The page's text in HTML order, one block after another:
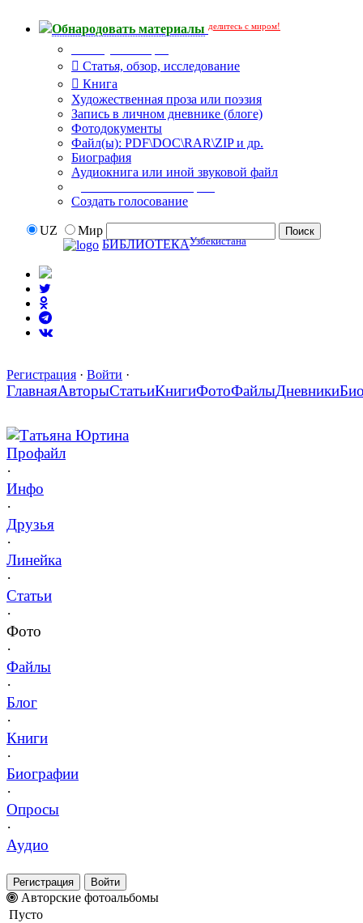
Обнародовать материалы делитесь с миром!
Статья, обзор, исследование
Книга
Художественная проза или поэзия
Запись в личном дневнике (блоге)
Фотодокументы
Файл(ы): PDF\DOC\RAR\ZIP и др.
Биография
Аудиокнига или иной звуковой файл
Создать голосование
UZ
Мир
БИБЛИОТЕКАУзбекистана
Регистрация · Войти ·
ГлавнаяАвторыСтатьиКнигиФотоФайлыДневники
Татьяна Юртина
Профайл
·
Инфо
·
Друзья
·
Линейка
·
Статьи
·
Фото
·
Файлы
·
Блог
·
Книги
·
Биографии
·
Опросы
·
Аудио
Регистрация Войти
Авторские фотоальбомы
Пусто